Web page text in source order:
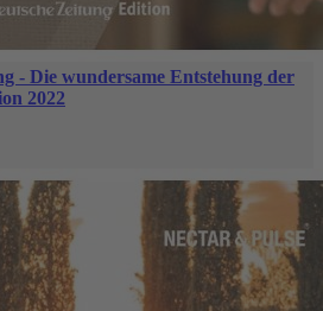
- Die wundersame Entstehung der
2022